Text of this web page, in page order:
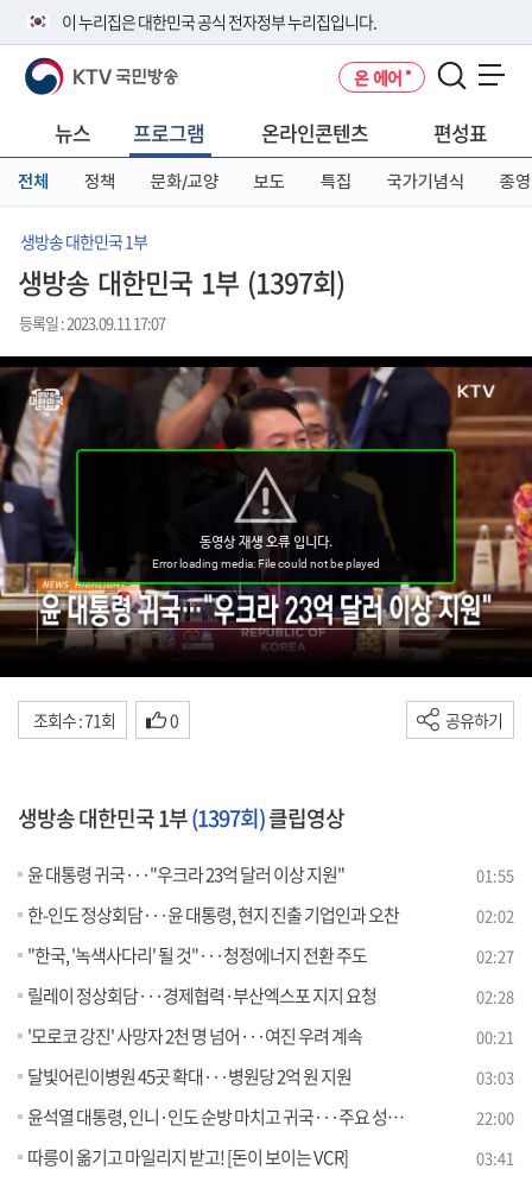
이 누리집은 대한민국 공식 전자정부 누리집입니다.
공식 누리집 주소 확인하기
니다.
이밖에 or.kr 또는 .kr등 다른 도메인 주소를 사용하고 있다면 아래 URL에
서 도메인 주소를 확인해 보세요
KTV 국민방송 온 에어
뉴스 프로그램 온라인콘텐츠 편성표
전체 정책 문화/교양 보도 특집 국가기념식 종영
생방송 대한민국 1부
생방송 대한민국 1부 (1397회)
등록일 : 2023.09.11 17:07
조회수 : 71회 0 공유하기
생방송 대한민국 1부(1397회)클립영상
윤 대통령 귀국···"우크라 23억 달러 이상 지원" 01:55
한-인도 정상회담···윤 대통령, 현지 진출 기업인과 오찬 02:02
"한국, '녹색사다리' 될 것"···청정에너지 전환 주도 02:27
릴레이 정상회담···경제협력·부산엑스포 지지 요청 02:28
'모로코 강진' 사망자 2천 명 넘어···여진 우려 계속 00:21
달빛어린이병원 45곳 확대···병원당 2억 원 지원 03:03
윤석열 대통령, 인니·인도 순방 마치고 귀국···주요 성과는? 22:00
따릉이 옮기고 마일리지 받고! [돈이 보이는 VCR] 03:41